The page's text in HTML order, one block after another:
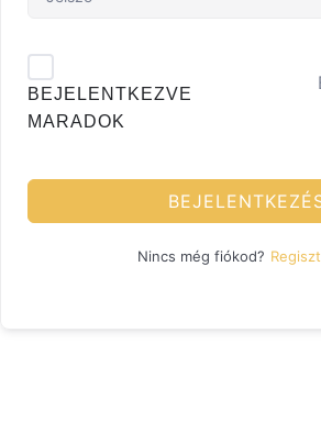
BEJELENTKEZVE
MARADOK
Nincs még fiókod?